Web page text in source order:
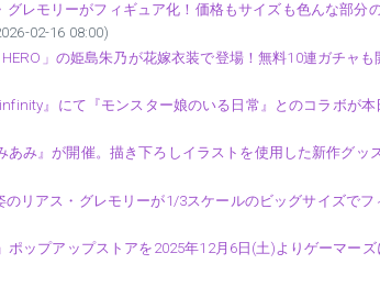
グレモリーがフィギュア化！価格もサイズも色んな部分
02-16 08:00)
」の姫島朱乃が花嫁衣装で登場！無料10連ガチャ
』にて『モンスター娘のいる日常』とのコラボが本
あみ』が開催。描き下ろしイラストを使用した新作グッ
のリアス・グレモリーが1/3スケールのビッグサイズで
ポップアップストアを2025年12月6日(土)よりゲーマー